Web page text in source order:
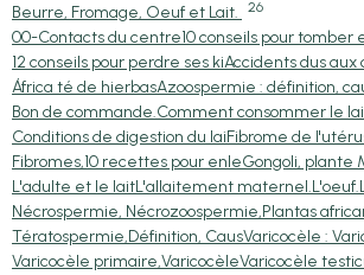
Beurre, Fromage, Oeuf et Lait.
26
00-Contacts du centre10 conseils pour tomber
12 conseils pour perdre ses kiAccidents dus aux
África té de hierbasAzoospermie : définition,
Bon de commande.Comment consommer le
Conditions de digestion du laiFibrome de
Fibromes,10 recettes pour enleGongoli, plante
L'adulte et le laitL'allaitement maternel.L'oeuf.
Nécrospermie, Nécrozoospermie,Plantas
Tératospermie,Définition, CausVaricocèle :
Varicocèle primaire,VaricocèleVaricocèle